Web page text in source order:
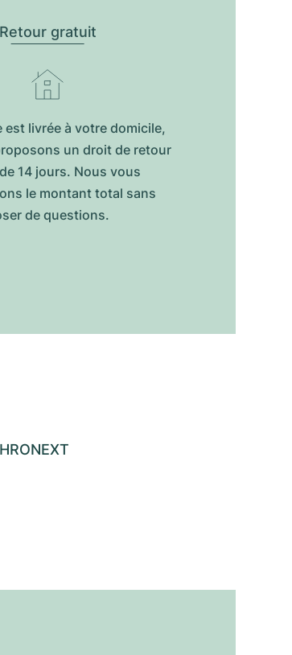
Retour gratuit
est livrée à votre domicile,
un droit de retour
14 jours. Nous vous
le montant total sans
de questions.